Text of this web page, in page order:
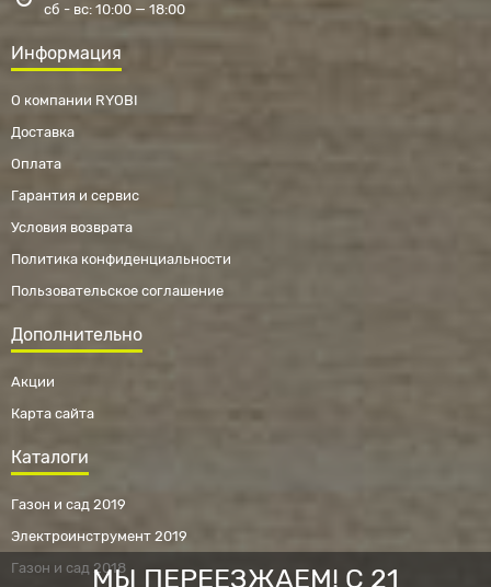
МЫ ПЕРЕЕЗЖАЕМ! С 21
сб - вс: 10:00 — 18:00
Информация
О компании RYOBI
Доставка
Оплата
Гарантия и сервис
Условия возврата
Политика конфиденциальности
Пользовательское соглашение
Дополнительно
Акции
Карта сайта
Каталоги
Газон и сад 2019
Электроинструмент 2019
Газон и сад 2018